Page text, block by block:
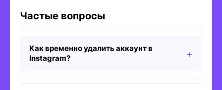
Частые вопросы
Как временно удалить аккаунт в
Instagram?